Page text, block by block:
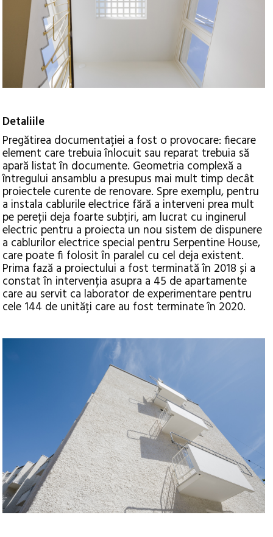
Detaliile
Pregătirea documentației a fost o provocare: fiecare
element care trebuia înlocuit sau reparat trebuia să
apară listat în documente. Geometria complexă a
întregului ansamblu a presupus mai mult timp decât
proiectele curente de renovare. Spre exemplu, pentru
a instala cablurile electrice fără a interveni prea mult
pe pereții deja foarte subțiri, am lucrat cu inginerul
electric pentru a proiecta un nou sistem de dispunere
a cablurilor electrice special pentru Serpentine House,
care poate fi folosit în paralel cu cel deja existent.
Prima fază a proiectului a fost terminată în 2018 și a
constat în intervenția asupra a 45 de apartamente
care au servit ca laborator de experimentare pentru
cele 144 de unități care au fost terminate în 2020.